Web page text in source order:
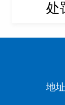
处
地